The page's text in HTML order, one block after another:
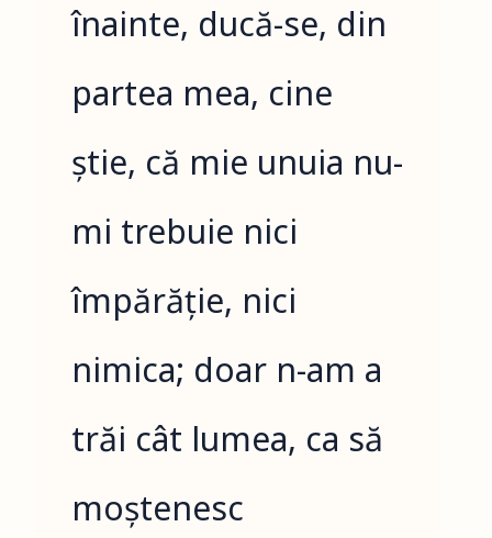
înainte, ducă-se, din
partea mea, cine
știe, că mie unuia nu-
mi trebuie nici
împărăție, nici
nimica; doar n-am a
trăi cât lumea, ca să
moștenesc